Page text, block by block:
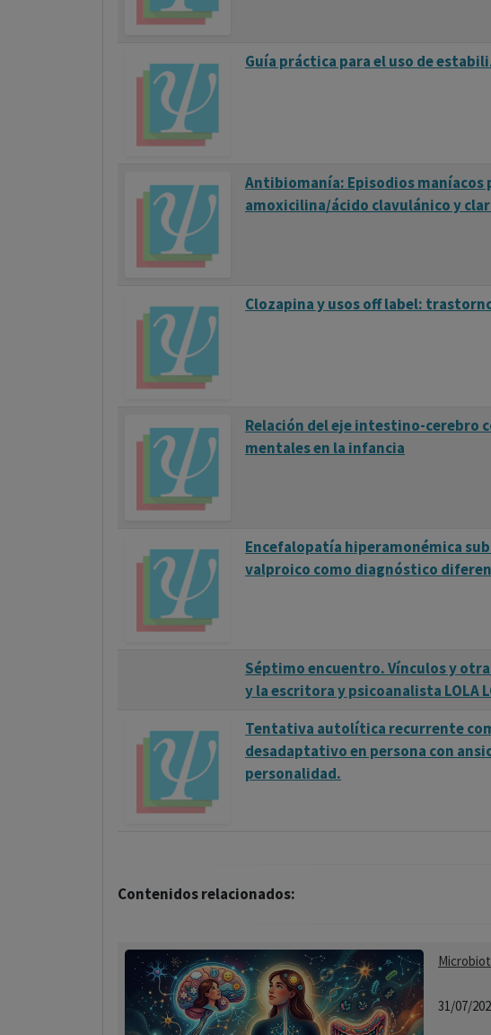
Guía práctica para el uso de
Antibiomanía: Episodios
amoxicilina/ácido clavulánico y
Clozapina y usos off label:
Relación del eje intestino-cerebro
mentales en la infancia
Encefalopatía hiperamonémica
valproico como diagnóstico
Séptimo encuentro. Vínculos y
y la escritora y psicoanalista LOLA
Tentativa autolítica recurrente
desadaptativo en persona con
personalidad.
Contenidos relacionados:
31/07/